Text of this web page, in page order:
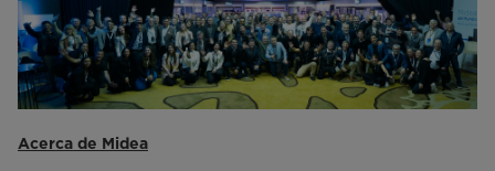
Acerca de Midea